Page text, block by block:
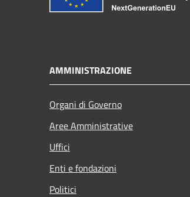
AMMINISTRAZIONE
Organi di Governo
Aree Amministrative
Uffici
Enti e fondazioni
Politici